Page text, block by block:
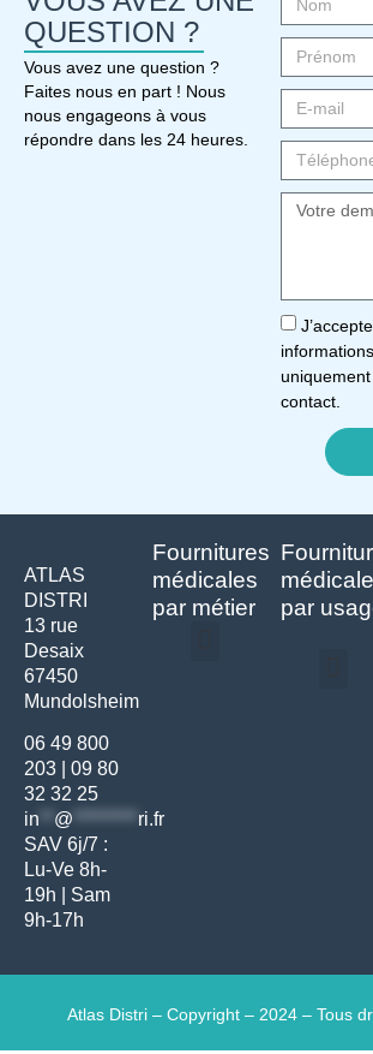
QUESTION ?
Vous avez une question ?
Faites nous en part ! Nous
nous engageons à vous
répondre dans les 24 heures.
contact.
ATLAS
DISTRI
13 rue
Desaix
67450
Mundolsheim
06 49 800
203
09 80
32 32 25
in
@ ********* ri.fr
SAV 6j/7 :
Lu-Ve 8h-
19h | Sam
9h-17h
Fournitures
médicales
par métier
par
Atlas Distri – Copyright – 2024 – Tous